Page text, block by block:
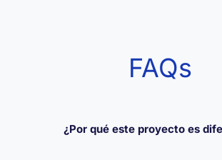
FAQs
¿Por qué este proyecto es